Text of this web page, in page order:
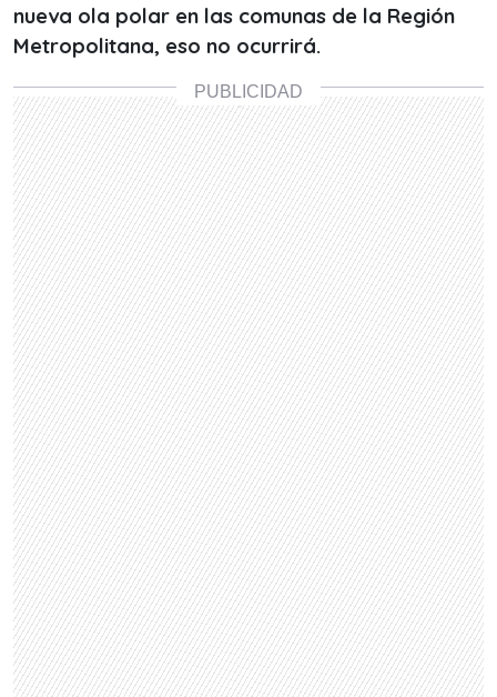
nueva ola polar en las comunas de la Región
Metropolitana, eso no ocurrirá.